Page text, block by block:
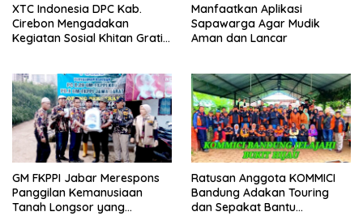
XTC Indonesia DPC Kab.
Cirebon Mengadakan
Kegiatan Sosial Khitan Gratis
Manfaatkan Aplikasi
Sapawarga Agar Mudik
Aman dan Lancar
GM FKPPI Jabar Merespons
Panggilan Kemanusiaan
Tanah Longsor yang
Ratusan Anggota KOMMICI
Bandung Adakan Touring
dan Sepakat Bantu